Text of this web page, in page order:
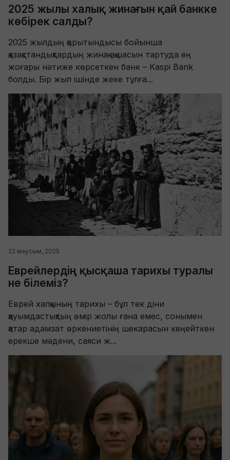
2025 жылы халық жинағын қай банкке
көбірек салды?
2025 жылдың қорытындысы бойынша
қазақстандықтардың жинақ ақшасын тартуда ең
жоғары нәтиже көрсеткен банк – Kaspi Bank
болды. Бір жыл ішінде жеке тұлға...
22 маусым, 2025
Еврейлердің қысқаша тарихы туралы
не білеміз?
Еврей халқының тарихы – бұл тек діни
қауымдастықтың өмір жолы ғана емес, сонымен
қатар адамзат өркениетінің шекарасын кеңейткен
ерекше мәдени, саяси ж...